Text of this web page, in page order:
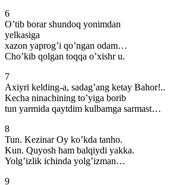
6
O’tib borar shundoq yonimdan
yelkasiga
xazon yaprog’i qo’ngan odam…
Cho’kib qolgan toqqa o’xishr u.
7
Axiyri kelding-a, sadag’ang ketay Bahor!..
Kecha ninachining to’yiga borib
tun yarmida qaytdim kulbamga sarmast…
8
Tun. Kezinar Oy ko’kda tanho.
Kun. Quyosh ham balqiydi yakka.
Yolg’izlik ichinda yolg’izman…
9